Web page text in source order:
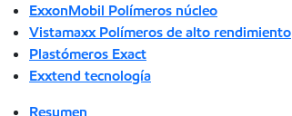
ExxonMobil Polímeros núcleo
Vistamaxx Polímeros de alto rendimiento
Plastómeros Exact
Exxtend tecnología
Resumen